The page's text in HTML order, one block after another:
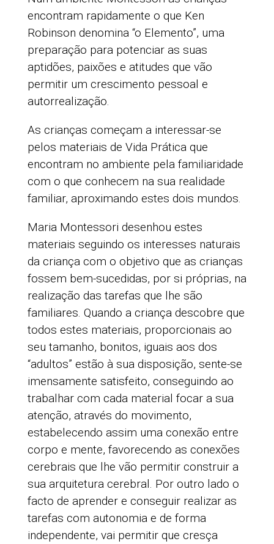
encontram rapidamente o que Ken
Robinson denomina “o Elemento”, uma
preparação para potenciar as suas
aptidões, paixões e atitudes que vão
permitir um crescimento pessoal e
autorrealização.
As crianças começam a interessar-se
pelos materiais de Vida Prática que
encontram no ambiente pela familiaridade
com o que conhecem na sua realidade
familiar, aproximando estes dois mundos.
Maria Montessori desenhou estes
materiais seguindo os interesses naturais
da criança com o objetivo que as crianças
fossem bem-sucedidas, por si próprias, na
realização das tarefas que lhe são
familiares. Quando a criança descobre que
todos estes materiais, proporcionais ao
seu tamanho, bonitos, iguais aos dos
“adultos” estão à sua disposição, sente-se
imensamente satisfeito, conseguindo ao
trabalhar com cada material focar a sua
atenção, através do movimento,
estabelecendo assim uma conexão entre
corpo e mente, favorecendo as conexões
cerebrais que lhe vão permitir construir a
sua arquitetura cerebral. Por outro lado o
facto de aprender e conseguir realizar as
tarefas com autonomia e de forma
independente, vai permitir que cresça